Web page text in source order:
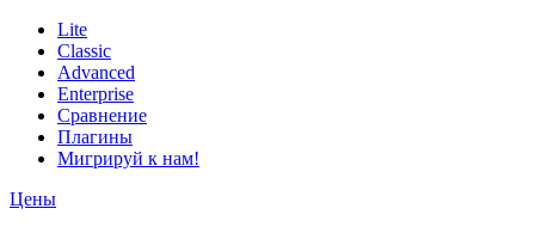
Lite
Classic
Advanced
Enterprise
Сравнение
Плагины
Мигрируй к нам!
Цены